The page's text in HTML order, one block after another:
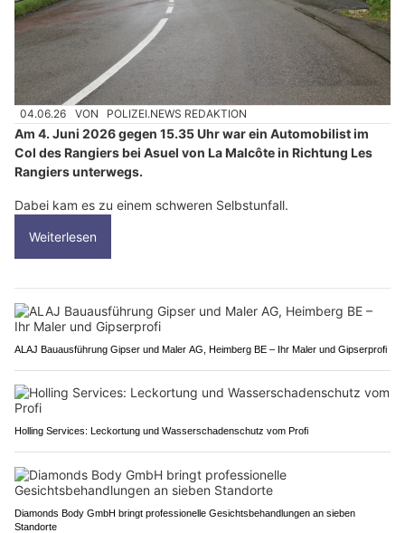
04.06.26 VON POLIZEI.NEWS REDAKTION
Am 4. Juni 2026 gegen 15.35 Uhr war ein Automobilist im
Col des Rangiers bei Asuel von La Malcôte in Richtung Les
Rangiers unterwegs.
Dabei kam es zu einem schweren Selbstunfall.
Weiterlesen
ALAJ Bauausführung Gipser und Maler AG, Heimberg BE – Ihr Maler und Gipserprofi
Holling Services: Leckortung und Wasserschadenschutz vom Profi
Diamonds Body GmbH bringt professionelle Gesichtsbehandlungen an sieben
Standorte